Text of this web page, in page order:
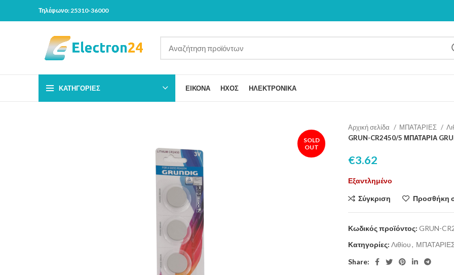
Τηλέφωνο: 25310-36000
ΚΑΤΗΓΟΡΊΕΣ ΕΙΚΟΝΑ ΗΧΟΣ ΗΛΕΚΤΡΟΝΙΚΑ
SOLD
OUT
Αρχική σελίδα ΜΠΑΤΑΡΙΕΣ
GRUN-CR2450/5 ΜΠΑΤΑΡΙΑ
€3.62
Εξαντλημένο
Σύγκριση Προσθήκη
Κωδικός προϊόντος: GRUN-
Κατηγορίες: Λιθίου,
Share: